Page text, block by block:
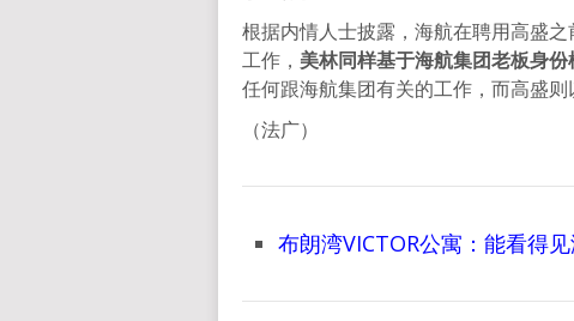
根据内情人士披露，海航在聘用高盛
工作， 美林同样基于海航集团老板身份
任何跟海航集团有关的工作，而高盛则
（法广）
布朗湾VICTOR公寓：能看得